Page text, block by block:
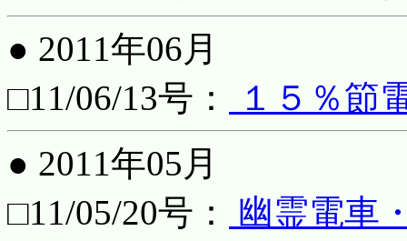
● 2011年06月
□11/06/13号：
１５％節
● 2011年05月
□11/05/20号：
幽霊電車